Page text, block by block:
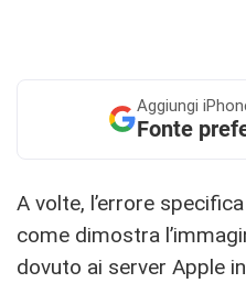
Aggiungi
Fonte
A volte, l’errore
come dimostra
dovuto ai server Apple